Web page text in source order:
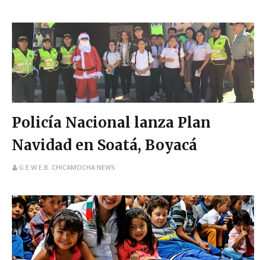
Policía Nacional lanza Plan
Navidad en Soatá, Boyacá
G.E.W.E.B. CHICAMOCHA NEWS